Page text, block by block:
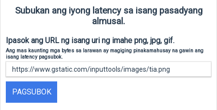
Subukan ang iyong latency sa isang pasadyang
almusal.
Ipasok ang URL ng isang uri ng imahe png, jpg, gif.
Ang mas kaunting mga bytes sa larawan ay magiging pinakamahusay na gawin ang
isang latency pagsubok.
PAGSUBOK